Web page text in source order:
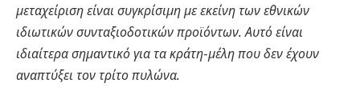
μεταχείριση είναι συγκρίσιμη με εκείνη των εθνικών
ιδιωτικών συνταξιοδοτικών προϊόντων. Αυτό είναι
ιδιαίτερα σημαντικό για τα κράτη-μέλη που δεν έχουν
αναπτύξει τον τρίτο πυλώνα.